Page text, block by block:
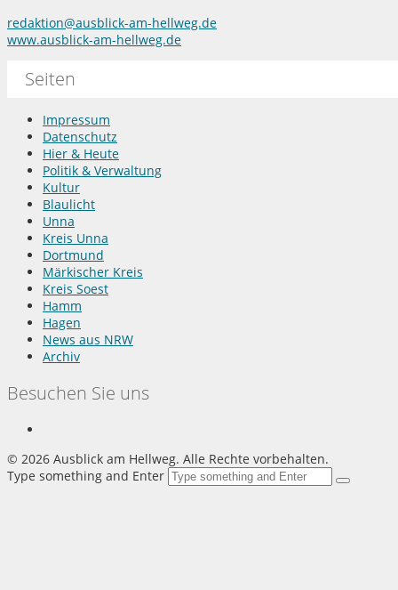
redaktion@ausblick-am-hellweg.de
www.ausblick-am-hellweg.de
Seiten
Impressum
Datenschutz
Hier & Heute
Politik & Verwaltung
Kultur
Blaulicht
Unna
Kreis Unna
Dortmund
Märkischer Kreis
Kreis Soest
Hamm
Hagen
News aus NRW
Archiv
Besuchen Sie uns
© 2026 Ausblick am Hellweg. Alle Rechte vorbehalten.
Type something and Enter